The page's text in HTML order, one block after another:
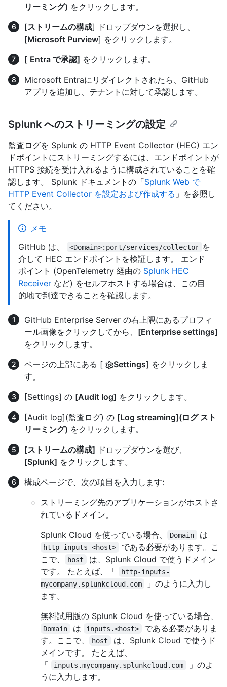
リーミング) をクリックします。
[ストリームの構成] ドロップダウンを選択し、
[Microsoft Purview] をクリックします。
[ Entra で承認] をクリックします。
Microsoft Entraにリダイレクトされたら、GitHub
アプリを追加し、テナントに対して承認します。
Splunk へのストリーミングの設定
監査ログを Splunk の HTTP Event Collector (HEC) エン
ドポイントにストリーミングするには、エンドポイントが
HTTPS 接続を受け入れるように構成されていることを確
認します。 Splunk ドキュメントの「Splunk Web で
HTTP Event Collector を設定および作成する 」を参照し
てください。
メモ
GitHub は、
<Domain>:port/services/collector を
介して HEC エンドポイントを検証します。 エンド
ポイント (OpenTelemetry 経由の Splunk HEC
Receiver など) をセルフホストする場合は、この目
的地で到達できることを確認します。
GitHub Enterprise Server の右上隅にあるプロフィ
ール画像をクリックしてから、 [Enterprise settings]
をクリックします。
ページの上部にある [
Settings] をクリックしま
す。
[Settings] の [Audit log] をクリックします。
[Audit log](監査ログ) の [Log streaming](ログ スト
リーミング) をクリックします。
[ストリームの構成] ドロップダウンを選び、
[Splunk] をクリックします。
構成ページで、次の項目を入力します:
ストリーミング先のアプリケーションがホストさ
れているドメイン。
Splunk Cloud を使っている場合、
Domain は
http-inputs-<host>
である必要があります。こ
こで、
host
は、Splunk Cloud で使うドメイン
です。 たとえば、「
http-inputs-
mycompany.splunkcloud.com
」のように入力し
ます。
無料試用版の Splunk Cloud を使っている場合、
Domain は inputs.<host>
である必要がありま
す。ここで、
host
は、Splunk Cloud で使うド
メインです。 たとえば、
「
inputs.mycompany.splunkcloud.com
」のよ
うに入力します。